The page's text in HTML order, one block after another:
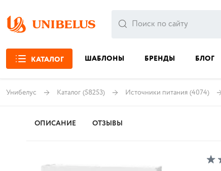
КАТАЛОГ ШАБЛОНЫ БРЕНДЫ БЛОГ
Унибелус Каталог (58253) Источники питания (4074)
ОПИСАНИЕ ОТЗЫВЫ